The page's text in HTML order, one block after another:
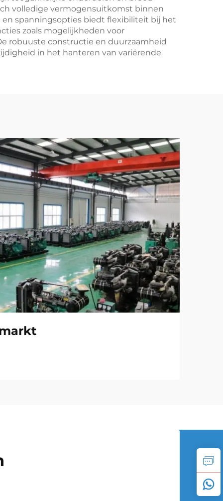
volledige vermogensuitkomst binnen
en spanningsopties biedt flexibiliteit bij het
zoals mogelijkheden voor
robuuste constructie en duurzaamheid
in het hanteren van variërende